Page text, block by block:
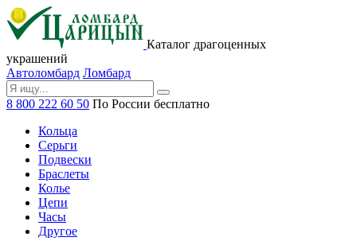
Каталог драгоценных
украшений
Автоломбард Ломбард
8 800 222 60 50 По России бесплатно
Кольца
Серьги
Подвески
Браслеты
Колье
Цепи
Часы
Другое